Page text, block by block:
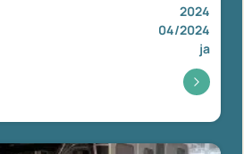
2024
04/2024
ja